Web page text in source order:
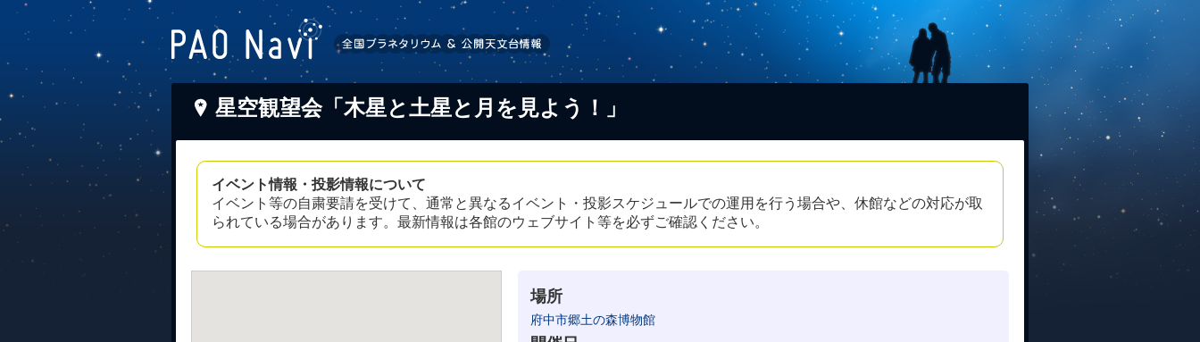
星空観望会「木星と土星と月を見よう！」
イベント情報・投影情報について
イベント等の自粛要請を受けて、通常と異なるイベント・投影スケジュールでの運用を行う場合や、休館などの対応が取
られている場合があります。最新情報は各館のウェブサイト等を必ずご確認ください。
場所
府中市郷土の森博物館